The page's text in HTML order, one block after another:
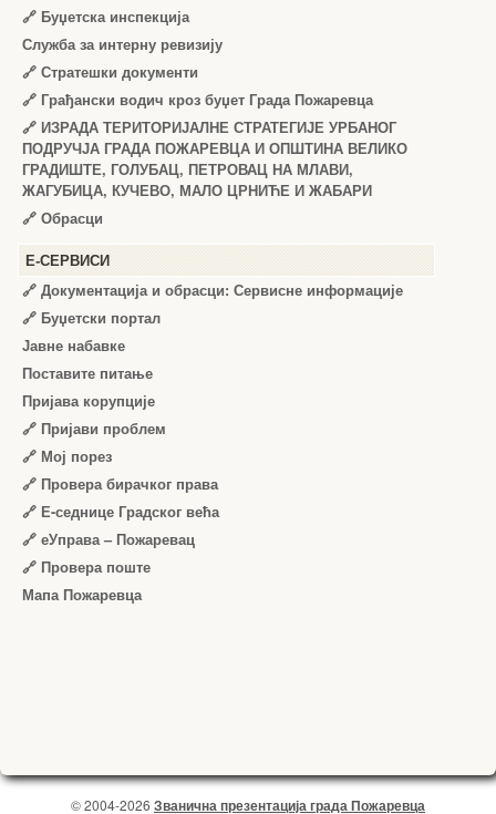
🔗 Буџетска инспекција
Служба за интерну ревизију
🔗 Стратешки документи
🔗 Грађански водич кроз буџет Града Пожаревца
🔗 ИЗРАДА ТЕРИТОРИЈАЛНЕ СТРАТЕГИЈЕ УРБАНОГ
ПОДРУЧЈА ГРАДА ПОЖАРЕВЦА И ОПШТИНА ВЕЛИКО
ГРАДИШТЕ, ГОЛУБАЦ, ПЕТРОВАЦ НА МЛАВИ,
ЖАГУБИЦА, КУЧЕВО, МАЛО ЦРНИЋЕ И ЖАБАРИ
🔗 Обрасци
Е-СЕРВИСИ
🔗 Документација и обрасци: Сервисне информације
🔗 Буџетски портал
Јавне набавке
Поставите питање
Пријава корупције
🔗 Пријави проблем
🔗 Мој порез
🔗 Провера бирачког права
🔗 Е-седнице Градског већа
🔗 еУправа – Пожаревац
🔗 Провера поште
Мапа Пожаревца
© 2004-2026 Званична презентација града Пожаревца